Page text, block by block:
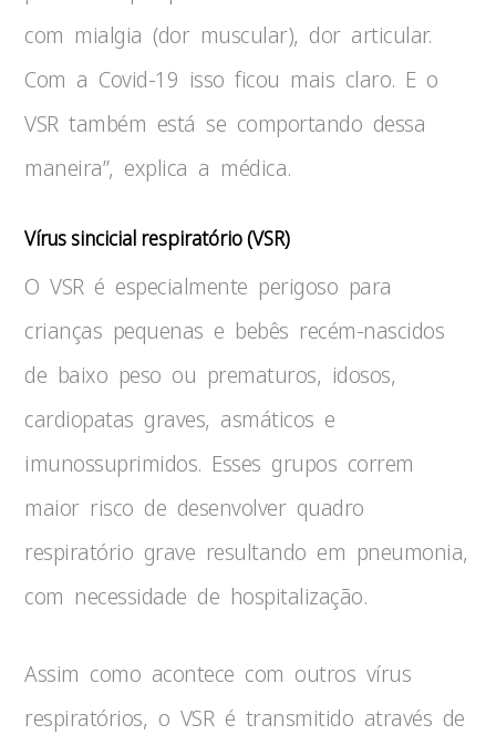
com mialgia (dor muscular), dor articular.
Com a Covid-19 isso ficou mais claro. E o
VSR também está se comportando dessa
maneira”, explica a médica.
Vírus sincicial respiratório (VSR)
O VSR é especialmente perigoso para
crianças pequenas e bebês recém-nascidos
de baixo peso ou prematuros, idosos,
cardiopatas graves, asmáticos e
imunossuprimidos. Esses grupos correm
maior risco de desenvolver quadro
respiratório grave resultando em pneumonia,
com necessidade de hospitalização.
Assim como acontece com outros vírus
respiratórios, o VSR é transmitido através de